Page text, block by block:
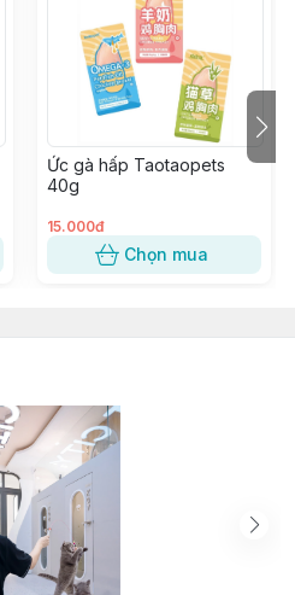
Ức gà hấp Taotaopets
40g
15.000đ
Chọn mua